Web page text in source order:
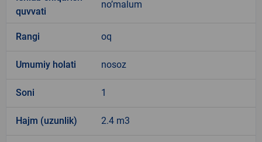
quvvati
no’malum
Rangi oq
Umumiy holati nosoz
Soni 1
Hajm (uzunlik) 2.4 m3